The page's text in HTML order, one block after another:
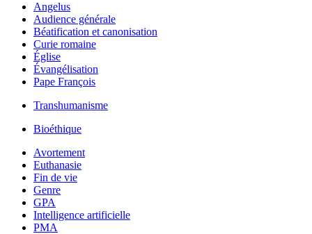
Angelus
Audience générale
Béatification et canonisation
Curie romaine
Église
Évangélisation
Pape François
Transhumanisme
Bioéthique
Avortement
Euthanasie
Fin de vie
Genre
GPA
Intelligence artificielle
PMA